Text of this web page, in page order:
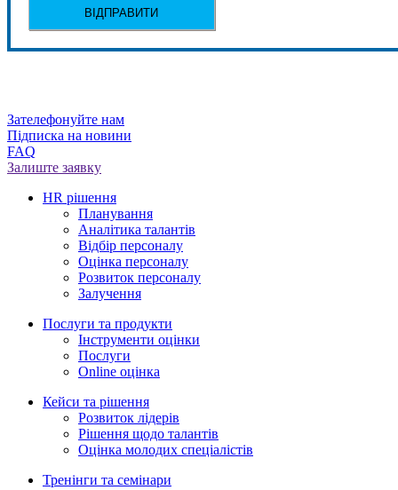
Зателефонуйте нам
Підписка на новини
FAQ
Залиште заявку
HR рішення
Планування
Аналітика талантів
Відбір персоналу
Оцінка персоналу
Розвиток персоналу
Залучення
Послуги та продукти
Інструменти оцінки
Послуги
Online оцінка
Кейси та рішення
Розвиток лідерів
Рішення щодо талантів
Оцінка молодих спеціалістів
Тренінги та семінари